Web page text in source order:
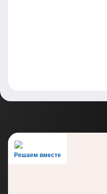
Решаем вместе